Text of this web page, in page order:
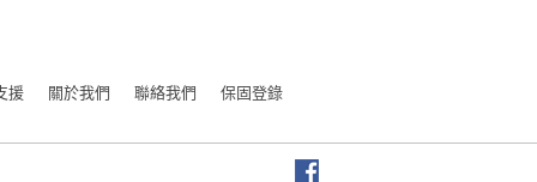
援 關於我們 聯絡我們 保固登錄